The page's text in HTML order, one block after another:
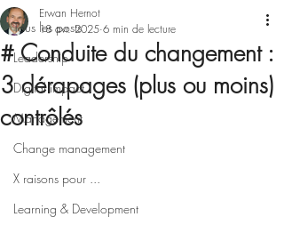
Tous les posts
Leadership
Digital impact
Management
Change management
X raisons pour ...
Learning & Development
# Conduite du changement :
3 dérapages (plus ou moins)
contrôlés
Erwan Hernot
18 avr. 2025 6 min de lecture